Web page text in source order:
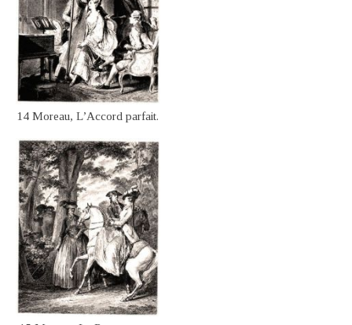
14 Moreau, L’Accord parfait.